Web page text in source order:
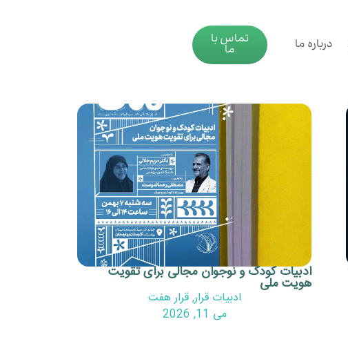
درباره ما تماس با
ما
ادبیات کودک و نوجوان مجالی برای تقویت
هویت ملی
ادبیات قرار,قرار هفت
می 11, 2026